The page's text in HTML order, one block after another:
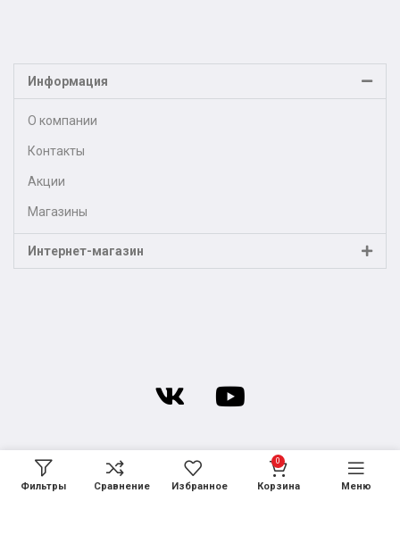
Информация
О компании
Контакты
Акции
Магазины
Интернет-магазин
Фильтры Сравнение Избранное
0
Корзина Меню